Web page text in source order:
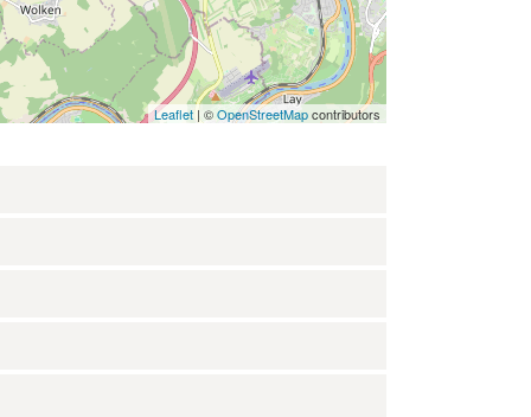
Leaflet | ©OpenStreetMapcontributors